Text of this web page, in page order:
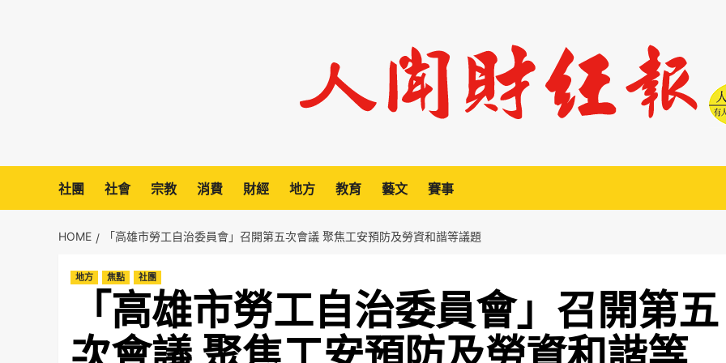
社團 社會 宗教 消費 財經 地方 教育 藝文 賽事
HOME 「高雄市勞工自治委員會」召開第五次會議 聚焦工安預防及勞資和諧等議題
地方 焦點 社團
「高雄市勞工自治委員會」召開第五